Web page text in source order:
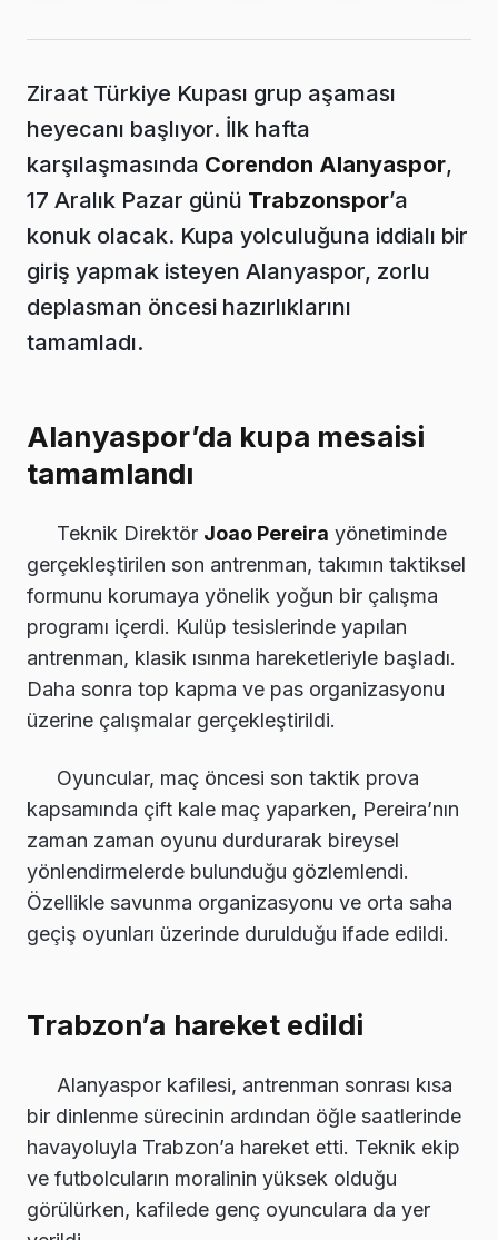
Ziraat Türkiye Kupası grup aşaması
heyecanı başlıyor. İlk hafta
karşılaşmasında Corendon Alanyaspor,
17 Aralık Pazar günü Trabzonspor’a
konuk olacak. Kupa yolculuğuna iddialı bir
giriş yapmak isteyen Alanyaspor, zorlu
deplasman öncesi hazırlıklarını
tamamladı.
Alanyaspor’da kupa mesaisi
tamamlandı
Teknik Direktör Joao Pereira yönetiminde
gerçekleştirilen son antrenman, takımın taktiksel
formunu korumaya yönelik yoğun bir çalışma
programı içerdi. Kulüp tesislerinde yapılan
antrenman, klasik ısınma hareketleriyle başladı.
Daha sonra top kapma ve pas organizasyonu
üzerine çalışmalar gerçekleştirildi.
Oyuncular, maç öncesi son taktik prova
kapsamında çift kale maç yaparken, Pereira’nın
zaman zaman oyunu durdurarak bireysel
yönlendirmelerde bulunduğu gözlemlendi.
Özellikle savunma organizasyonu ve orta saha
geçiş oyunları üzerinde durulduğu ifade edildi.
Trabzon’a hareket edildi
Alanyaspor kafilesi, antrenman sonrası kısa
bir dinlenme sürecinin ardından öğle saatlerinde
havayoluyla Trabzon’a hareket etti. Teknik ekip
ve futbolcuların moralinin yüksek olduğu
görülürken, kafilede genç oyunculara da yer